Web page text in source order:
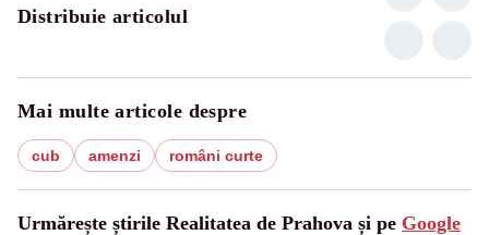
Distribuie articolul
Mai multe articole despre
cub amenzi români curte
Urmărește știrile Realitatea de Prahova și pe Google